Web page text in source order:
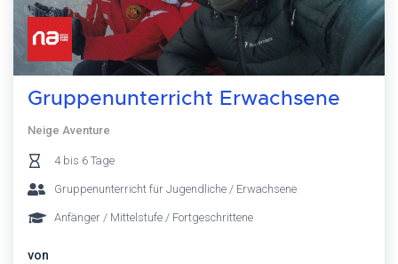
Gruppenunterricht Erwachsene
Neige Aventure
4 bis 6 Tage
Gruppenunterricht für Jugendliche / Erwachsene
Anfänger / Mittelstufe / Fortgeschrittene
von